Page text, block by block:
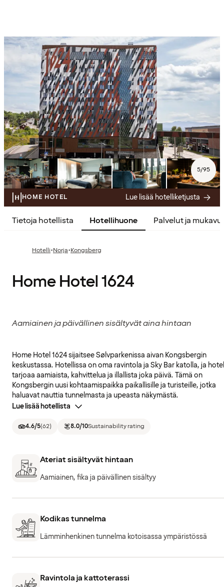
5/95
HOME HOTEL Lue lisää hotelliketjusta
Tietoja hotellista Hotellihuone Palvelut ja
Hotelli·Norja·Kongsberg
Home Hotel 1624
Aamiainen ja päivällinen sisältyvät aina hintaan
Home Hotel 1624 sijaitsee Sølvparkenissa aivan Kongsbergin
keskustassa. Hotellissa on oma ravintola ja Sky Bar katolla, ja
tarjoaa aamiaista, kahvittelua ja illallista joka päivä. Tämä on
Kongsbergin uusi kohtaamispaikka paikallisille ja turisteille, jotka
haluavat nauttia tunnelmasta ja upeasta näkymästä.
Lue lisää hotellista
4.6/5(62) 8.0/10Sustainability rating
Ateriat sisältyvät hintaan
Aamiainen, fika ja päivällinen sisältyy
Kodikas tunnelma
Lämminhenkinen tunnelma kotoisassa ympäristössä
Ravintola ja kattoterassi